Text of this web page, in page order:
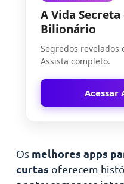
A Vida
Bilionário
Segredos revelados
Assista completo.
Acessar
Os melhores apps
curtas oferecem